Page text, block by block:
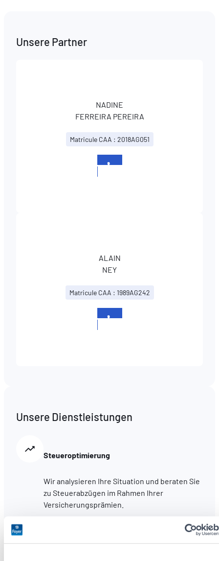
Unsere Partner
NADINE
FERREIRA PEREIRA
Matricule CAA : 2018AG051
ALAIN
NEY
Matricule CAA : 1989AG242
Unsere Dienstleistungen
Steueroptimierung
Wir analysieren Ihre Situation und beraten Sie
zu Steuerabzügen im Rahmen Ihrer
Versicherungsprämien.